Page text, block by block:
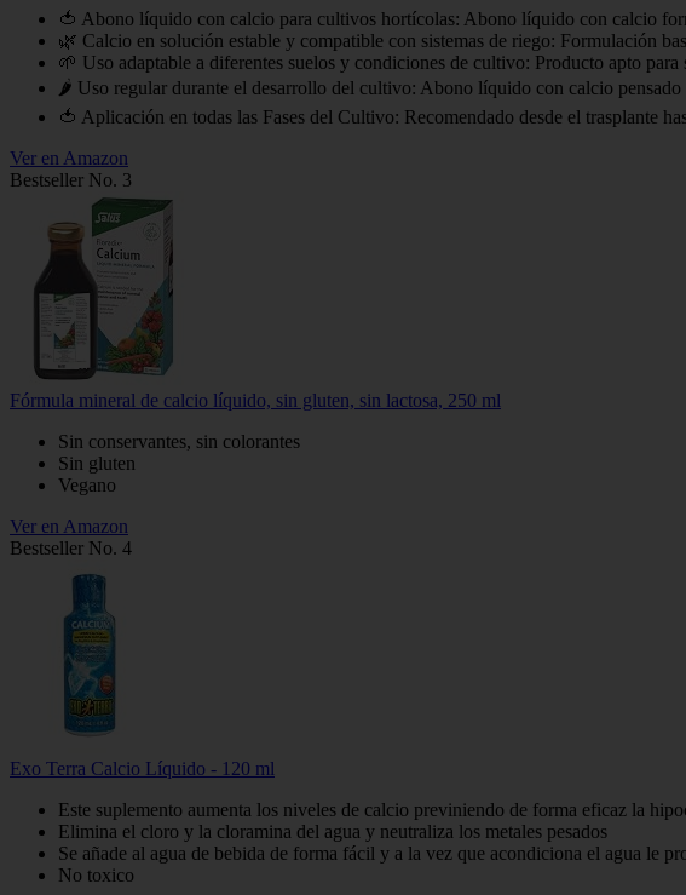
🍅 Abono líquido con calcio para cultivos hortícolas: Abono líquido con calcio
🌿 Calcio en solución estable y compatible con sistemas de riego: Formulación
🌱 Uso adaptable a diferentes suelos y condiciones de cultivo: Producto apto
🌶️ Uso regular durante el desarrollo del cultivo: Abono líquido con calcio pensado
🍅 Aplicación en todas las Fases del Cultivo: Recomendado desde el trasplante
Ver en Amazon
Bestseller No. 3
Fórmula mineral de calcio líquido, sin gluten, sin lactosa, 250 ml
Sin conservantes, sin colorantes
Sin gluten
Vegano
Ver en Amazon
Bestseller No. 4
Exo Terra Calcio Líquido - 120 ml
Este suplemento aumenta los niveles de calcio previniendo de forma eficaz la
Elimina el cloro y la cloramina del agua y neutraliza los metales pesados
Se añade al agua de bebida de forma fácil y a la vez que acondiciona el agua le
No toxico